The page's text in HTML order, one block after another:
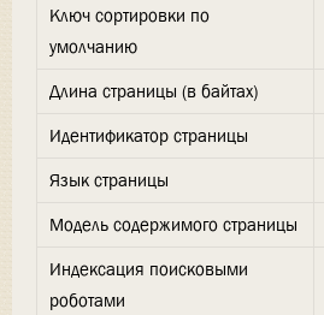
Ключ сортировки по
умолчанию
Длина страницы (в байтах)
Идентификатор страницы
Язык страницы
Модель содержимого страницы
Индексация поисковыми
роботами